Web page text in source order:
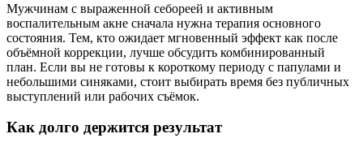
Мужчинам с выраженной себореей и активным
воспалительным акне сначала нужна терапия основного
состояния. Тем, кто ожидает мгновенный эффект как после
объёмной коррекции, лучше обсудить комбинированный
план. Если вы не готовы к короткому периоду с папулами и
небольшими синяками, стоит выбирать время без публичных
выступлений или рабочих съёмок.
Как долго держится результат